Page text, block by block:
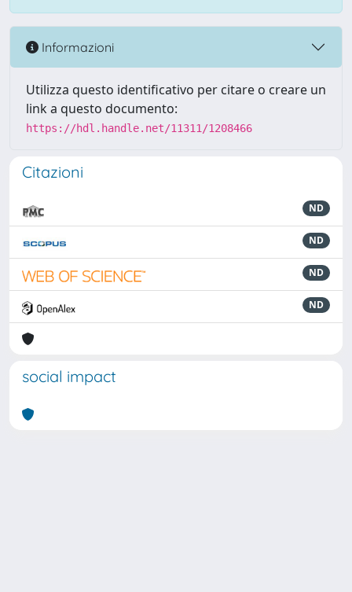
Informazioni
Utilizza questo identificativo per citare o creare un
link a questo documento:
https://hdl.handle.net/11311/1208466
Citazioni
ND
ND
ND
ND
social impact